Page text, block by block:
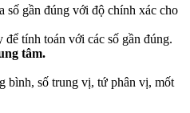
số gần đúng với độ chính xác cho
tính toán với các số gần đúng.
tâm.
bình, số trung vị, tứ phân vị, mốt